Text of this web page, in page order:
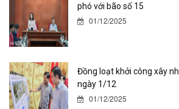
phó với bão số 15
01/12/2025
Đồng loạt khởi công xây
ngày 1/12
01/12/2025